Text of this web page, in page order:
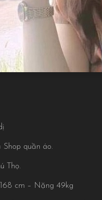
quần áo.
Thọ.
cm – Nặng 49kg